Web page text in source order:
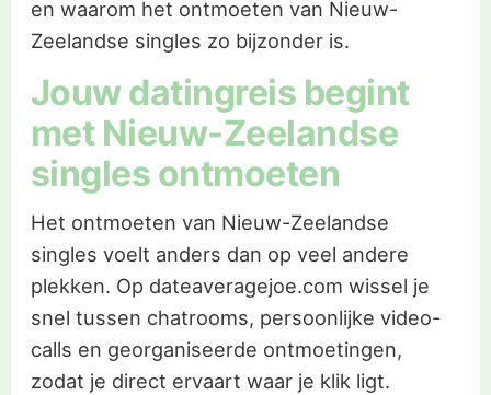
en waarom het ontmoeten van Nieuw-
Zeelandse singles zo bijzonder is.
Jouw datingreis begint
met Nieuw-Zeelandse
singles ontmoeten
Het ontmoeten van Nieuw-Zeelandse
singles voelt anders dan op veel andere
plekken. Op dateaveragejoe.com wissel je
snel tussen chatrooms, persoonlijke video-
calls en georganiseerde ontmoetingen,
zodat je direct ervaart waar je klik ligt.